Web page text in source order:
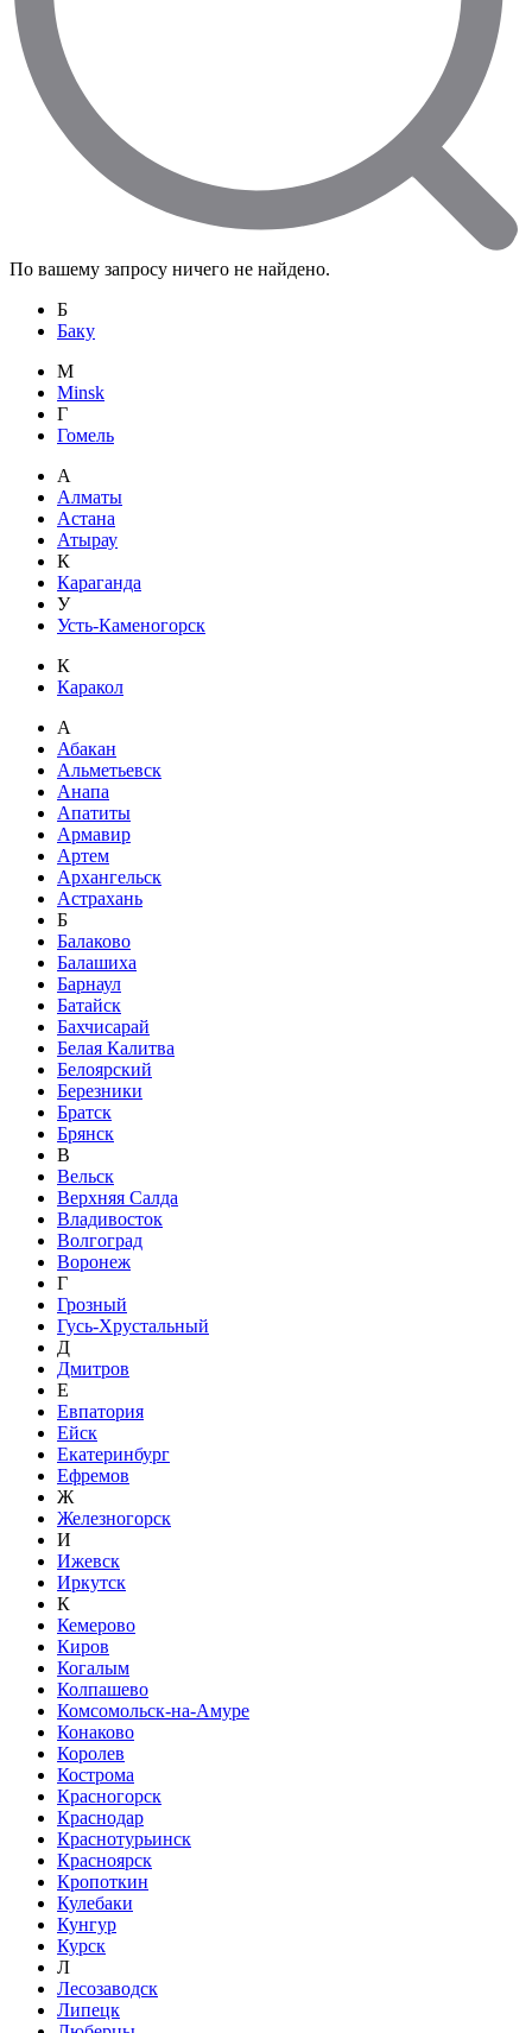
По вашему запросу ничего не найдено.
Б
Баку
M
Minsk
Г
Гомель
А
Алматы
Астана
Атырау
К
Караганда
У
Усть-Каменогорск
К
Каракол
А
Абакан
Альметьевск
Анапа
Апатиты
Армавир
Артем
Архангельск
Астрахань
Б
Балаково
Балашиха
Барнаул
Батайск
Бахчисарай
Белая Калитва
Белоярский
Березники
Братск
Брянск
В
Вельск
Верхняя Салда
Владивосток
Волгоград
Воронеж
Г
Грозный
Гусь-Хрустальный
Д
Дмитров
Е
Евпатория
Ейск
Екатеринбург
Ефремов
Ж
Железногорск
И
Ижевск
Иркутск
К
Кемерово
Киров
Когалым
Колпашево
Комсомольск-на-Амуре
Конаково
Королев
Кострома
Красногорск
Краснодар
Краснотурьинск
Красноярск
Кропоткин
Кулебаки
Кунгур
Курск
Л
Лесозаводск
Липецк